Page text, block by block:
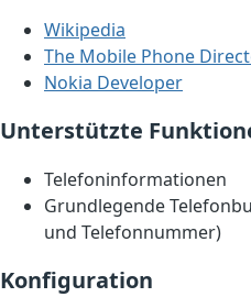
Wikipedia
The Mobile Phone
Nokia Developer
Unterstützte
Telefoninformationen
Grundlegende
und Telefonnummer)
Konfiguration